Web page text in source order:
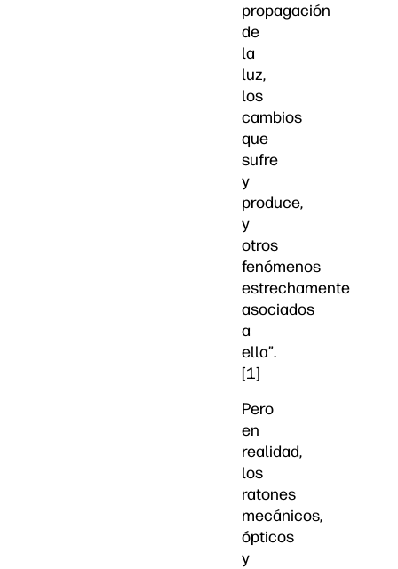
propagación
de
la
luz,
los
cambios
que
sufre
y
produce,
y
otros
fenómenos
estrechamente
asociados
a
ella”.
[1]
Pero
en
realidad,
los
ratones
mecánicos,
ópticos
y